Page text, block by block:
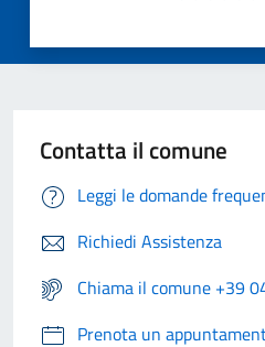
Contatta il comune
Leggi le domande
Richiedi Assistenza
Chiama il comune +39
Prenota un